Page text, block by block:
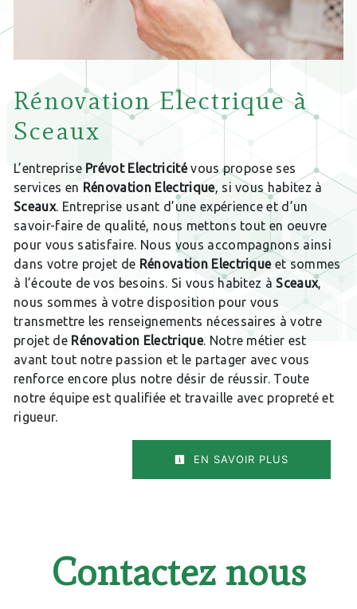
Rénovation Electrique à
Sceaux
L’entreprise Prévot Electricitévous propose ses
services en Rénovation Electrique, si vous habitez à
Sceaux. Entreprise usant d’une expérience et d’un
savoir-faire de qualité, nous mettons tout en oeuvre
pour vous satisfaire. Nous vous accompagnons ainsi
dans votre projet de Rénovation Electriqueet sommes
à l’écoute de vos besoins. Si vous habitez àSceaux,
nous sommes à votre disposition pour vous
transmettre les renseignements nécessaires à votre
projet de Rénovation Electrique. Notre métier est
avant tout notre passion et le partager avec vous
renforce encore plus notre désir de réussir. Toute
notre équipe est qualifiée et travaille avec propreté et
rigueur.
EN SAVOIR PLUS
Contactez nous